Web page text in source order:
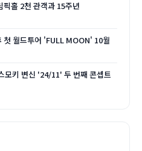
홀 2천 관객과 15주년
첫 월드투어 'FULL MOON' 10월
모키 변신 '24/11' 두 번째 콘셉트